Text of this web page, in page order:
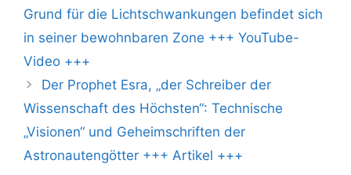
Grund für die Lichtschwankungen befindet sich
in seiner bewohnbaren Zone +++ YouTube-
Video +++
Der Prophet Esra, „der Schreiber der
Wissenschaft des Höchsten“: Technische
„Visionen“ und Geheimschriften der
Astronautengötter +++ Artikel +++